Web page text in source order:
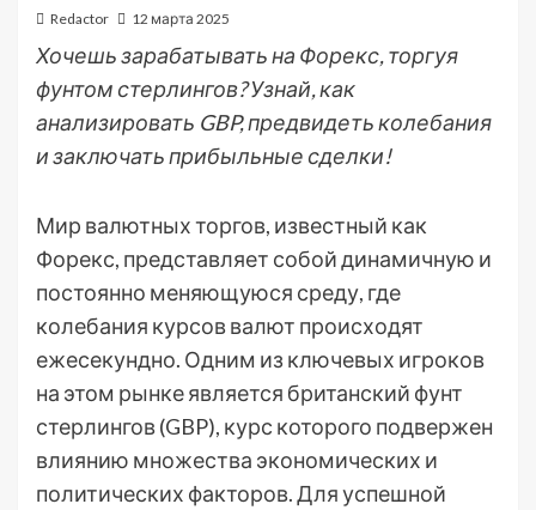
Redactor 12 марта 2025
Хочешь зарабатывать на Форекс, торгуя
фунтом стерлингов? Узнай, как
анализировать GBP, предвидеть колебания
и заключать прибыльные сделки!
Мир валютных торгов, известный как
Форекс, представляет собой динамичную и
постоянно меняющуюся среду, где
колебания курсов валют происходят
ежесекундно. Одним из ключевых игроков
на этом рынке является британский фунт
стерлингов (GBP), курс которого подвержен
влиянию множества экономических и
политических факторов. Для успешной